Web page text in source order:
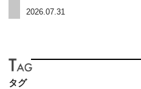
2026.07.31
タグ